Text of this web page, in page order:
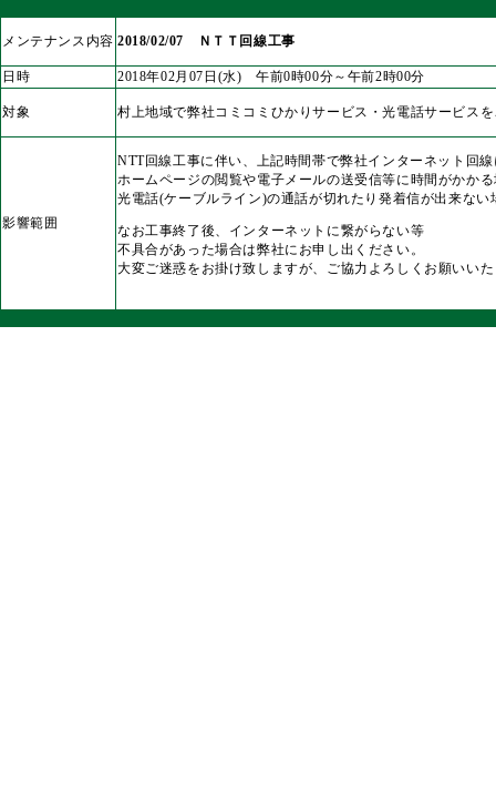
メンテナンス内容 2018/02/07 ＮＴＴ回線工事
日時 2018年02月07日(水) 午前0時00分～午前2時00分
対象 村上地域で弊社コミコミひかりサービス・光電話サービス
影響範囲
NTT回線工事に伴い、上記時間帯で弊社インターネット回
ホームページの閲覧や電子メールの送受信等に時間がかか
光電話(ケーブルライン)の通話が切れたり発着信が出来ない
なお工事終了後、インターネットに繋がらない等
不具合があった場合は弊社にお申し出ください。
大変ご迷惑をお掛け致しますが、ご協力よろしくお願いい